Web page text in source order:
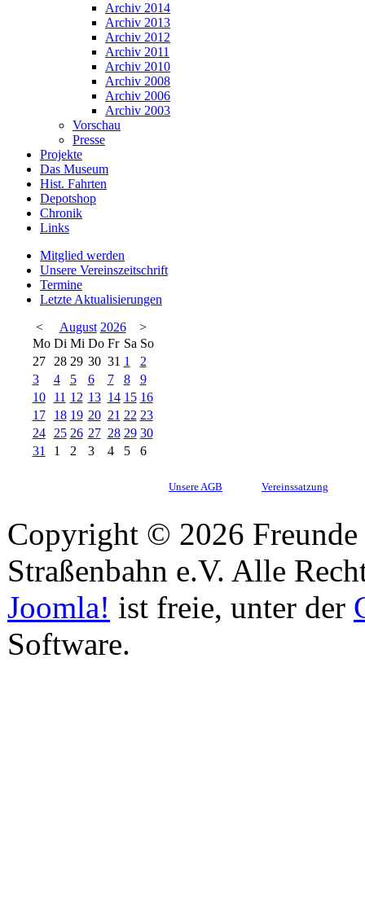
Archiv 2014
Archiv 2013
Archiv 2012
Archiv 2011
Archiv 2010
Archiv 2008
Archiv 2006
Archiv 2003
Vorschau
Presse
Projekte
Das Museum
Hist. Fahrten
Depotshop
Chronik
Links
Mitglied werden
Unsere Vereinszeitschrift
Termine
Letzte Aktualisierungen
<
August 2026
>
Mo Di Mi Do Fr Sa So
27
28 29 30 31 1
2
3
4 5 6 7 8
9
10
11 12 13 14 15 16
17
18 19 20 21 22 23
24
25 26 27 28 29 30
31
1 2 3 4 5 6
Unsere AGB Vereinssatzung
Copyright © 2026
Straßenbahn e.V. Alle
Joomla! ist freie, unter der
Software.